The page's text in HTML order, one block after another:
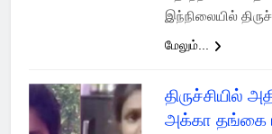
இந்நிலையில்
மேலும்...
திருச்சியில்
அக்கா தங்கை